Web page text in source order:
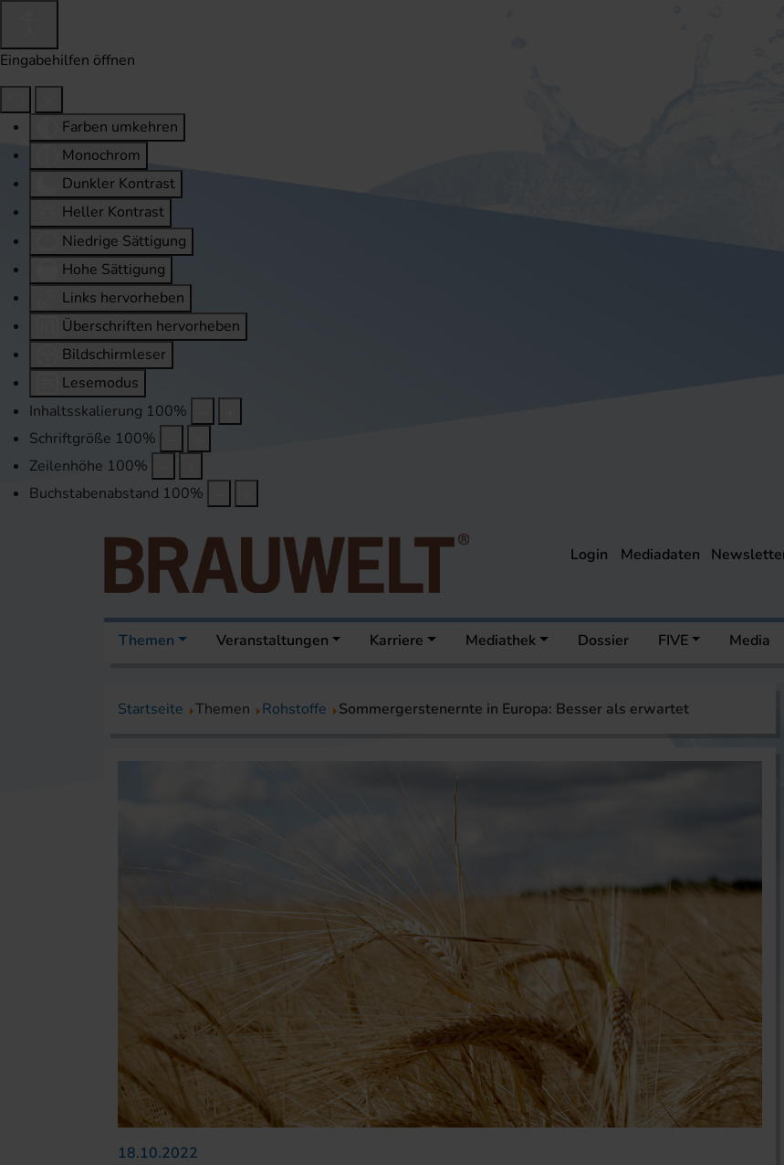
Eingabehilfen öffnen
Farben umkehren
Monochrom
Dunkler Kontrast
Heller Kontrast
Niedrige Sättigung
Hohe Sättigung
Links hervorheben
Überschriften hervorheben
Bildschirmleser
Lesemodus
Inhaltsskalierung 100%
Schriftgröße 100%
Zeilenhöhe 100%
Buchstabenabstand 100%
Login Mediadaten
Themen Veranstaltungen Karriere Mediathek Dossier FIVE Media
Startseite Themen Rohstoffe Sommergerstenernte in Europa: Besser als erwartet
18.10.2022